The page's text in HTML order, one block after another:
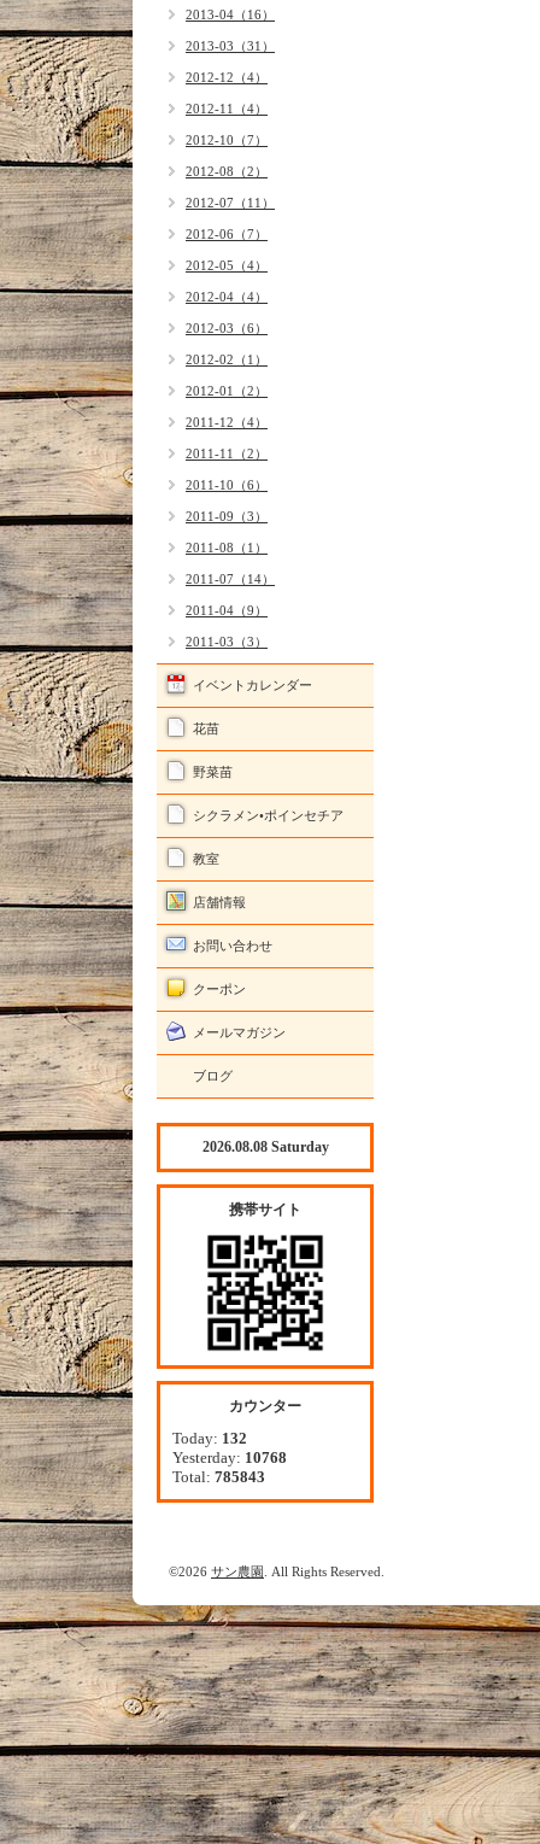
2013-04（16）
2013-03（31）
2012-12（4）
2012-11（4）
2012-10（7）
2012-08（2）
2012-07（11）
2012-06（7）
2012-05（4）
2012-04（4）
2012-03（6）
2012-02（1）
2012-01（2）
2011-12（4）
2011-11（2）
2011-10（6）
2011-09（3）
2011-08（1）
2011-07（14）
2011-04（9）
2011-03（3）
イベントカレンダー
花苗
野菜苗
シクラメン•ポインセチア
教室
店舗情報
お問い合わせ
クーポン
メールマガジン
ブログ
2026.08.08 Saturday
携帯サイト
カウンター
Today: 132
Yesterday: 10768
Total: 785843
©2026 サン農園 . All Rights Reserved.